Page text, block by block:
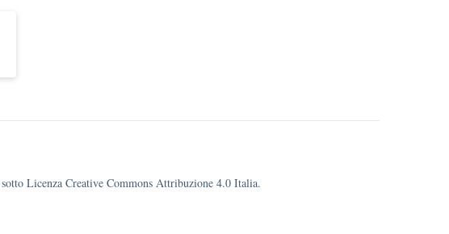
Licenza Creative Commons Attribuzione 4.0 Italia.